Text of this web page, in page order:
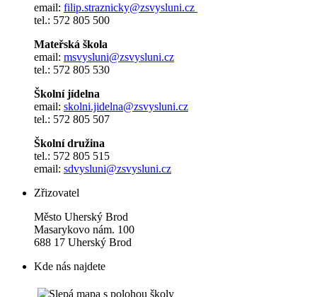
email: filip.straznicky@zsvysluni.cz
tel.: 572 805 500
Mateřská škola
email: msvysluni@zsvysluni.cz
tel.: 572 805 530
Školní jídelna
email: skolni.jidelna@zsvysluni.cz
tel.: 572 805 507
Školní družina
tel.: 572 805 515
email: sdvysluni@zsvysluni.cz
Zřizovatel
Město Uherský Brod
Masarykovo nám. 100
688 17 Uherský Brod
Kde nás najdete